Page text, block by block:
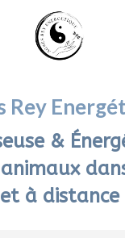
Rey
&
et à distance